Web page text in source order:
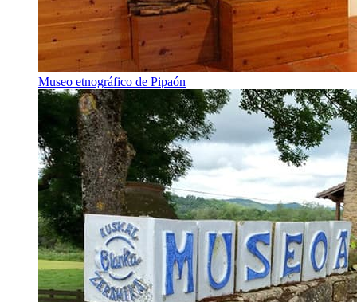
Museo etnográfico de Pipaón